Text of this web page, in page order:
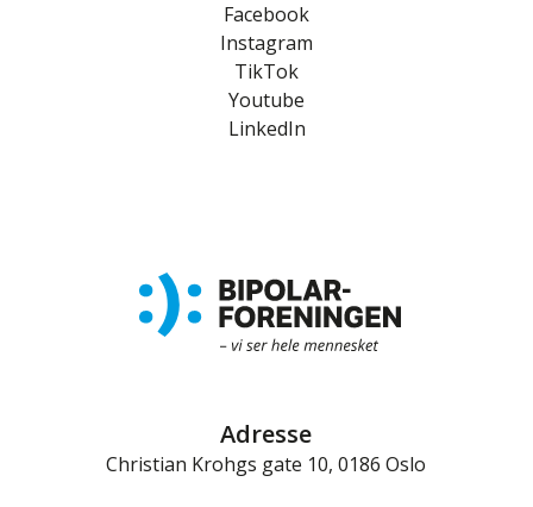
Facebook
Instagram
TikTok
Youtube
LinkedIn
Adresse
Christian Krohgs gate 10, 0186 Oslo